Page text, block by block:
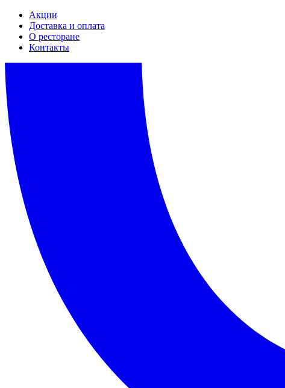
Акции
Доставка и оплата
О ресторане
Контакты